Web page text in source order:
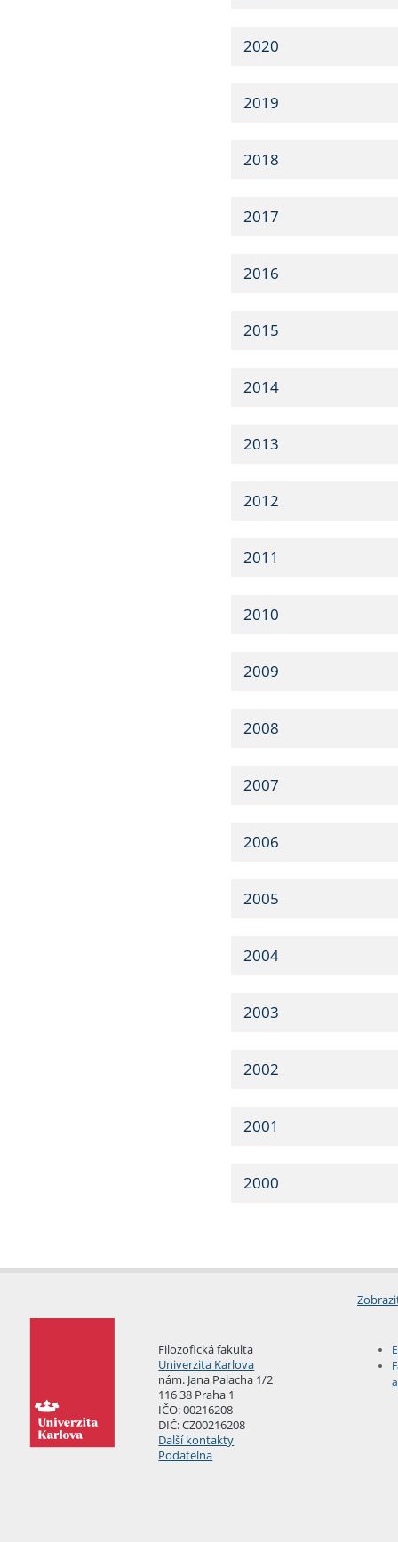
2020
2019
2018
2017
2016
2015
2014
2013
2012
2011
2010
2009
2008
2007
2006
2005
2004
2003
2002
2001
2000
Filozofická fakulta
Univerzita Karlova
nám. Jana Palacha 1/2
116 38 Praha 1
IČO: 00216208
DIČ: CZ00216208
Další kontakty
Podatelna